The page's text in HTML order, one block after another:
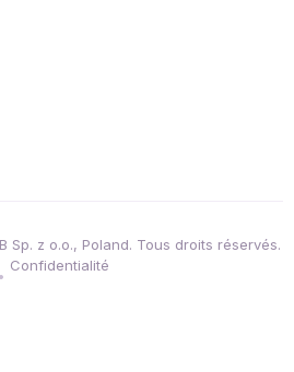
Sp. z o.o., Poland. Tous droits réservés.
•
Confidentialité